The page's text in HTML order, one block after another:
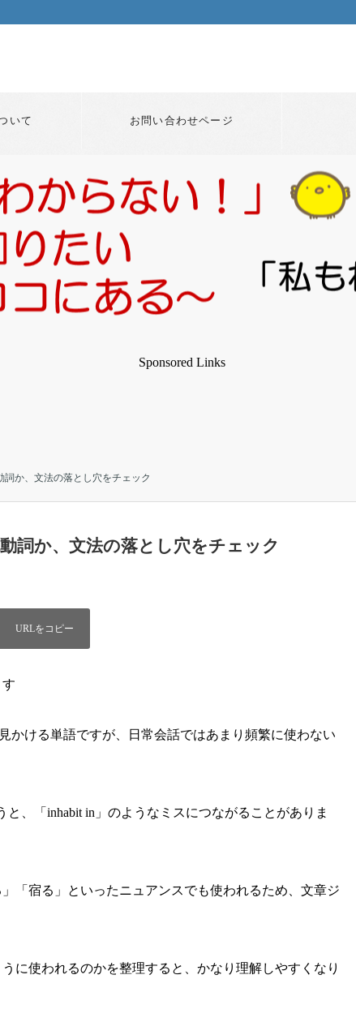
いて お問い合わせページ
Sponsored Links
か、文法の落とし穴をチェック
詞か、文法の落とし穴をチェック
かける単語ですが、日常会話ではあまり頻繁に使わない
、「inhabit in」のようなミスにつながることがありま
「宿る」といったニュアンスでも使われるため、文章ジ
に使われるのかを整理すると、かなり理解しやすくなり